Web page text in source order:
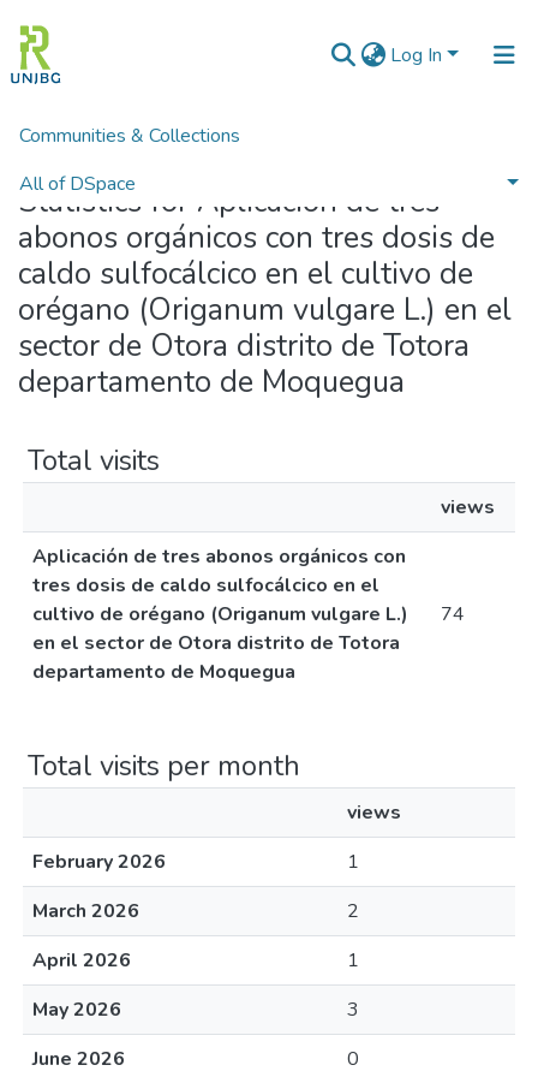
Log In
Communities & Collections
All of DSpace
Enviar tesis
Home Statistics
Statistics for Aplicación de tres
abonos orgánicos con tres dosis de
caldo sulfocálcico en el cultivo de
orégano (Origanum vulgare L.) en el
sector de Otora distrito de Totora
departamento de Moquegua
Total visits
views
Aplicación de tres abonos orgánicos con
tres dosis de caldo sulfocálcico en el
cultivo de orégano (Origanum vulgare L.)
en el sector de Otora distrito de Totora
departamento de Moquegua
74
Total visits per month
views
February 2026
1
March 2026
2
April 2026
1
May 2026
3
June 2026
0